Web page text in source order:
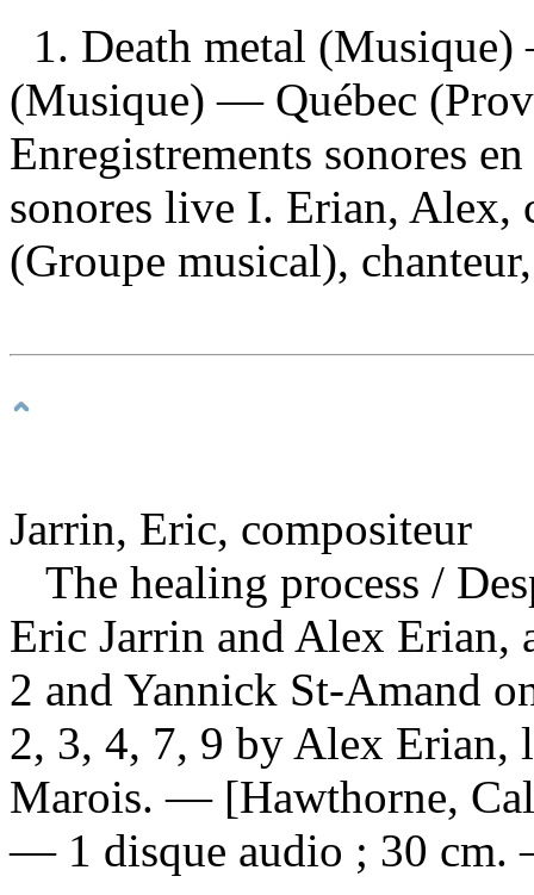
1. Death metal
(Musique) — Québec
Enregistrements sonores
sonores live I. Erian, Alex,
(Groupe musical),
Jarrin, Eric, compositeur
The healing process /
Eric Jarrin and Alex Erian,
2 and Yannick St-Amand
2, 3, 4, 7, 9 by Alex Erian,
Marois. — [Hawthorne,
— 1 disque audio ; 30 cm.